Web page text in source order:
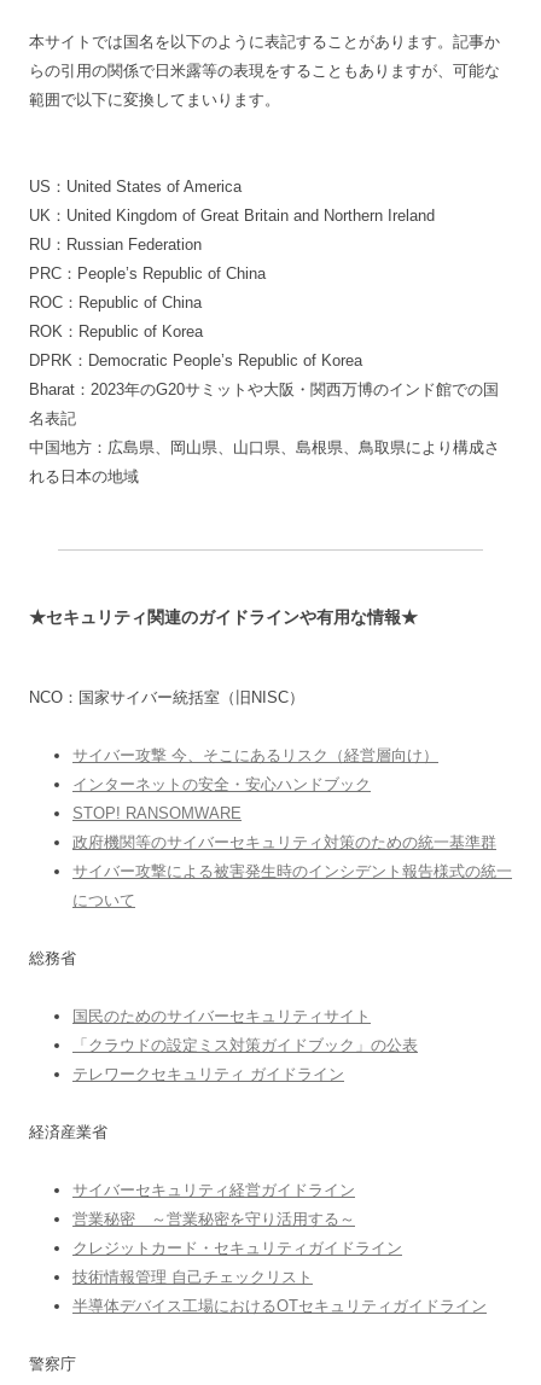
本サイトでは国名を以下のように表記することがあります。記事か
らの引用の関係で日米露等の表現をすることもありますが、可能な
範囲で以下に変換してまいります。
US：United States of America
UK：United Kingdom of Great Britain and Northern Ireland
RU：Russian Federation
PRC：People’s Republic of China
ROC：Republic of China
ROK：Republic of Korea
DPRK：Democratic People’s Republic of Korea
Bharat：2023年のG20サミットや大阪・関西万博のインド館での国
名表記
中国地方：広島県、岡山県、山口県、島根県、鳥取県により構成さ
れる日本の地域
★セキュリティ関連のガイドラインや有用な情報★
NCO：国家サイバー統括室（旧NISC）
サイバー攻撃 今、そこにあるリスク（経営層向け）
インターネットの安全・安心ハンドブック
STOP! RANSOMWARE
政府機関等のサイバーセキュリティ対策のための統一基準群
サイバー攻撃による被害発生時のインシデント報告様式の統一
について
総務省
国民のためのサイバーセキュリティサイト
「クラウドの設定ミス対策ガイドブック」の公表
テレワークセキュリティ ガイドライン
経済産業省
サイバーセキュリティ経営ガイドライン
営業秘密 ～営業秘密を守り活用する～
クレジットカード・セキュリティガイドライン
技術情報管理 自己チェックリスト
半導体デバイス工場におけるOTセキュリティガイドライン
警察庁